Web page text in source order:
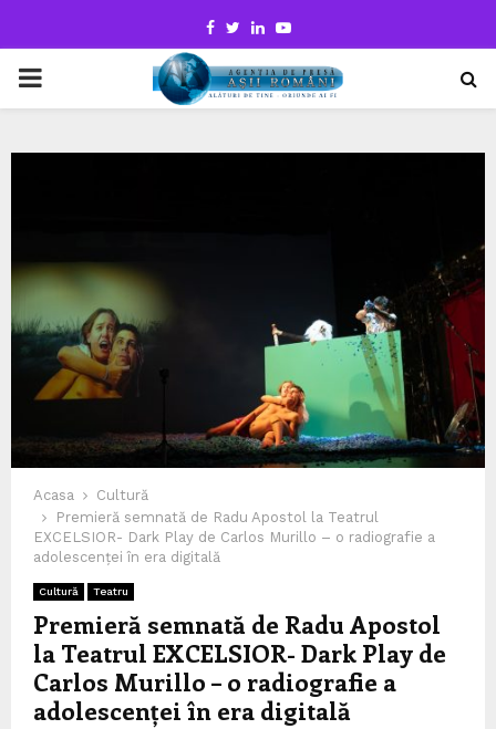
Facebook
TwitterLinkedinYoutube
PRIMARY
Acasa
Cultură
Premieră semnată de Radu Apostol la Teatrul
EXCELSIOR- Dark Play de Carlos Murillo – o radiografie a
adolescenței în era digitală
Cultură Teatru
Premieră semnată de Radu Apostol
la Teatrul EXCELSIOR- Dark Play de
Carlos Murillo – o radiografie a
adolescenței în era digitală